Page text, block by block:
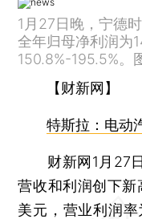
1月27日晚，宁德
全年归母净利润为
150.8%-195.5%。
【财新网】
特斯拉：电动
财新网1月27日
营收和利润创下
美元，营业利润